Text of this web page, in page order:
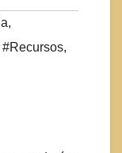
,
#Recursos,